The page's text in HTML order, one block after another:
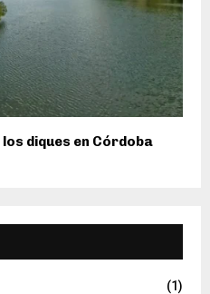
diques en Córdoba
(1)